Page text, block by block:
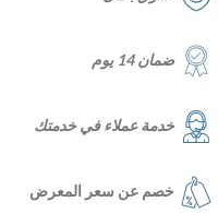
ضمان 14 يوم
خدمة عملاء في خدمتك
خصم عن سعر المعرض